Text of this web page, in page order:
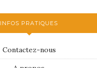
INFOS PRATIQUES
Contactez-nous